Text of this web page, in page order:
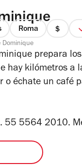
Roma
precio
de
4
Dominique
prepara
hay kilómetros a
o échate un café
55 5564 2010.